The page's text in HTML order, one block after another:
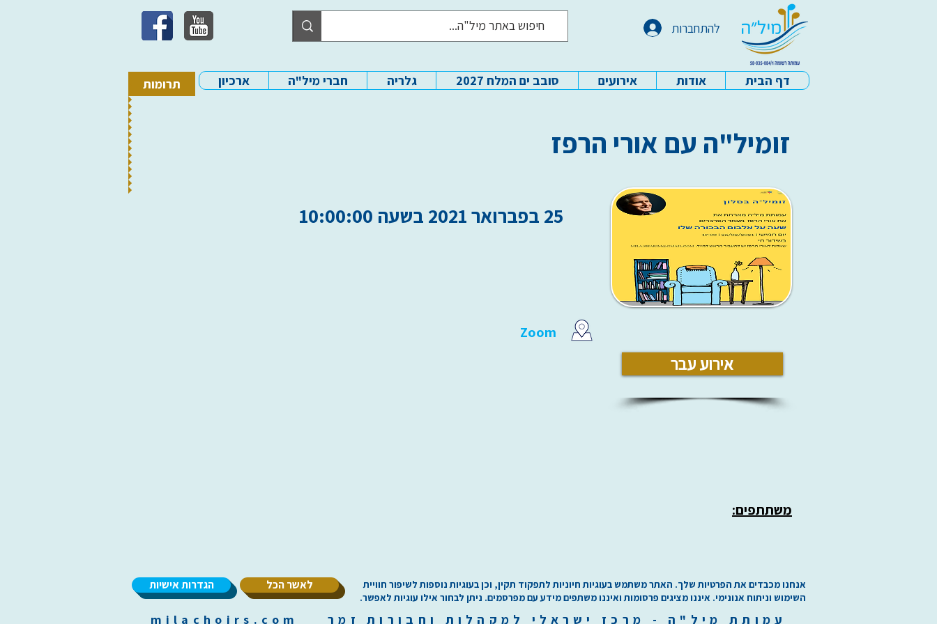
להתחברות
תרומות עמותת מיל"ה - דף הביתדף הבית אודות אירועים סובב ים המלח 2027 גלריה חברי מיל"ה ארכיון
זומיל"ה עם אורי הרפז
25 בפברואר 2021 בשעה 10:00:00
Zoom
אירוע עבר
משתתפים:
הגדרות אישיות לאשר הכל
אנחנו מכבדים את הפרטיות שלך. האתר משתמש בעוגיות חיוניות לתפקוד תקין, וכן בעוגיות נוספות לשיפור חוויית
השימוש וניתוח אנונימי. איננו מציגים פרסומות ואיננו משתפים מידע עם מפרסמים. ניתן לבחור אילו עוגיות לאפשר.
עמותת מיל"ה - מ רכז ישראלי למקהלות וחבורות זמר milachoirs.com